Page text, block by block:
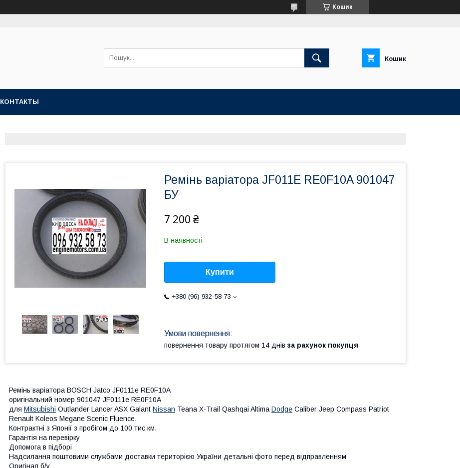
Кошик
Кошик
КОНТАКТЫ
Ремінь варіатора JF011E RE0F10A 901047
БУ
7 200 ₴
В наявності
Купити
+380 (96) 932-58-73
повернення товару протягом 14 днів за рахунок покупця
Ремінь варіатора BOSCH Jatco JF0111e RE0F10A
оригінальний номер 901047 JF0111e RE0F10A
для Mitsubishi Outlander Lancer ASX Galant Nissan Teana X-Trail Qashqai Altima Dodge Caliber Jeep Compass Patriot
Renault Koleos Megane Scenic Fluence.
Контрактні з Японії з пробігом до 100 тис км.
Гарантія на перевірку
Допомога в підборі
Надсилання поштовими службами доставки територією України детальні фото перед відправленням
Оригінал б/у